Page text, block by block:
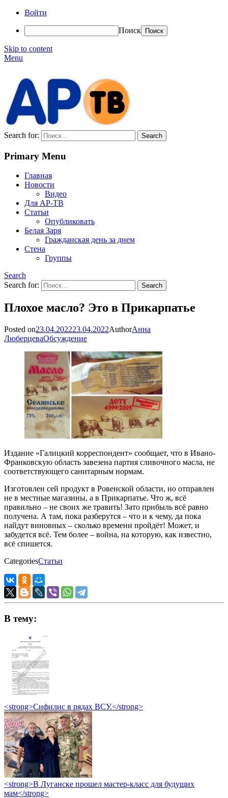
Войти
Поиск
Skip to content
Menu
Search for:
Primary Menu
Главная
Новости
Видео
Для АР-ТВ
Статьи
Опубликовать
Белая Заря
Гражданская день за днем
Стена
Группы
Search
Search for:
Плохое масло? Это в Прикарпатье
Posted on23.04.202223.04.2022AuthorАнна
ЛюберцеваОбсуждение
Издание «Галицкий корреспондент» сообщает, что в Ивано-
Франковскую область завезена партия сливочного масла, не
соответствующего санитарным нормам.
Изготовлен сей продукт в Ровенской области, но отправлен
не в местные магазины, а в Прикарпатье. Что ж, всё
правильно – не своих же травить! Зато прибыль всё равно
получена. А там, пока разберутся – что и к чему, да пока
найдут виновных – сколько времени пройдёт! Может, и
забудется всё. Тем более – война, на которую, как известно,
всё спишется.
CategoriesСтатьи
В тему:
<strong>Сифилис в рядах ВСУ.</strong>
<strong>В Луганске прошел мастер-класс для будущих
мам</strong>